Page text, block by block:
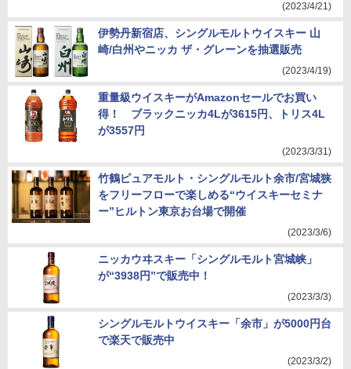
(2023/4/21)
伊勢丹新宿店、シングルモルトウイスキー 山
崎/白州やニッカ ザ・グレーンを抽選販売
(2023/4/19)
重量級ウイスキーがAmazonセールでお買い
得！ ブラックニッカ4Lが3615円、トリス4L
が3557円
(2023/3/31)
竹鶴ピュアモルト・シングルモルト余市/宮城狭
をフリーフローで楽しめる“ウイスキーセミナ
ー”ヒルトン東京お台場で開催
(2023/3/6)
ニッカウヰスキー「シングルモルト宮城峡」
が“3938円”で販売中！
(2023/3/3)
シングルモルトウイスキー「余市」が5000円台
で楽天で販売中
(2023/3/2)